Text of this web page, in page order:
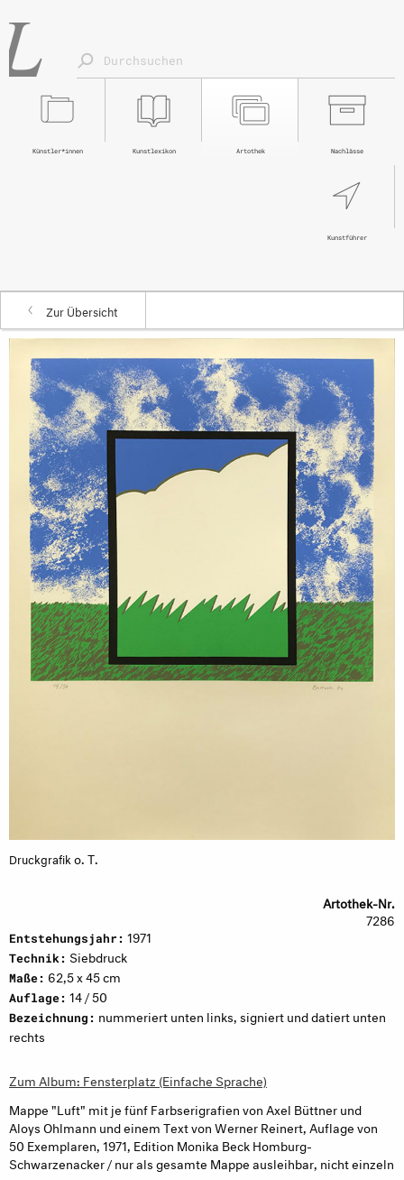
Nachlässe
Artothek
Kunstlexikon
Künstler*innen
Kunstführer
Zur Übersicht
Druckgrafik o. T.
Artothek-Nr.
7286
Entstehungsjahr: 1971
Technik: Siebdruck
Maße: 62,5 x 45 cm
Auflage: 14 / 50
Bezeichnung: nummeriert unten links, signiert und datiert unten
rechts
Zum Album: Fensterplatz (Einfache Sprache)
Mappe "Luft" mit je fünf Farbserigrafien von Axel Büttner und
Aloys Ohlmann und einem Text von Werner Reinert, Auflage von
50 Exemplaren, 1971, Edition Monika Beck Homburg-
Schwarzenacker / nur als gesamte Mappe ausleihbar, nicht einzeln